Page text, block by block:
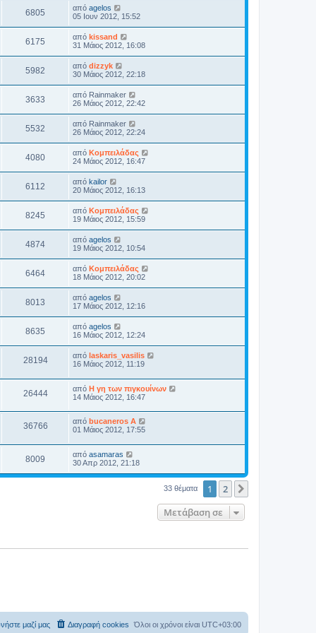
6805 από agelos
05 Ιουν 2012, 15:52
6175 από kissand
31 Μάιος 2012, 16:08
5982 από dizzyk
30 Μάιος 2012, 22:18
3633 από Rainmaker
26 Μάιος 2012, 22:42
5532 από Rainmaker
26 Μάιος 2012, 22:24
4080 από Κομπειλάδας
24 Μάιος 2012, 16:47
6112 από kailor
20 Μάιος 2012, 16:13
8245 από Κομπειλάδας
19 Μάιος 2012, 15:59
4874 από agelos
19 Μάιος 2012, 10:54
6464 από Κομπειλάδας
18 Μάιος 2012, 20:02
8013 από agelos
17 Μάιος 2012, 12:16
8635 από agelos
16 Μάιος 2012, 12:24
28194 από laskaris_vasilis
16 Μάιος 2012, 11:19
26444 από Η γη των πιγκουίνων
14 Μάιος 2012, 16:47
36766 από bucaneros A
01 Μάιος 2012, 17:55
8009 από asamaras
30 Απρ 2012, 21:18
33 θέματα 1 2
Μετάβαση σε
Όλοι οι χρόνοι είναι UTC+03:00
Διαγραφή cookies
μαζί μας